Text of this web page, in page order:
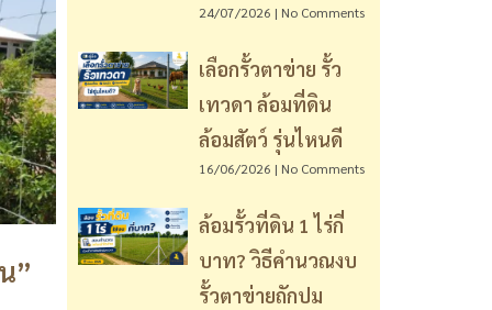
”
24/07/2026 No Comments
เลือกรั้วตาข่าย รั้ว
เทวดา ล้อมที่ดิน
ล้อมสัตว์ รุ่นไหนดี
16/06/2026 No Comments
ล้อมรั้วที่ดิน 1 ไร่กี่
บาท? วิธีคำนวณงบ
รั้วตาข่ายถักปม